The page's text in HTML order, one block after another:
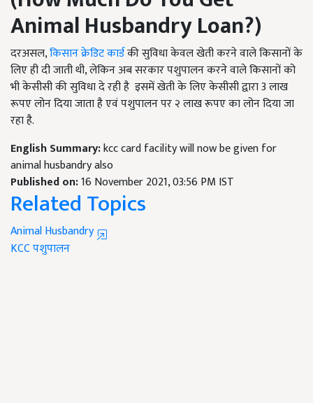
Animal Husbandry Loan?)
दरअसल,किसान क्रेडिट कार्डकी सुविधा केवल खेती करने वाले किसानों के
लिए ही दी जाती थी, लेकिन अब सरकार पशुपालन करने वाले किसानों को
भी केसीसी की सुविधा दे रही है इसमें खेती के लिए केसीसी द्वारा 3 लाख
रूपए लोन दिया जाता है एवं पशुपालन पर २ लाख रूपए का लोन दिया जा
रहा है.
English Summary:kcc card facility will now be given for
animal husbandry also
Published on:16 November 2021, 03:56 PM IST
Related Topics
Animal Husbandry
KCCपशुपालन